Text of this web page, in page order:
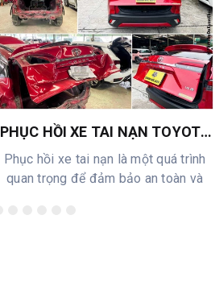
PHỤC HỒI XE TAI NẠN TOYOTA
COROLLA CROSS - GÒ NẮN
NẮP CỐP - SƠN QUÂY QUANH
Phục hồi xe tai nạn là một quá trình
quan trọng để đảm bảo an toàn và